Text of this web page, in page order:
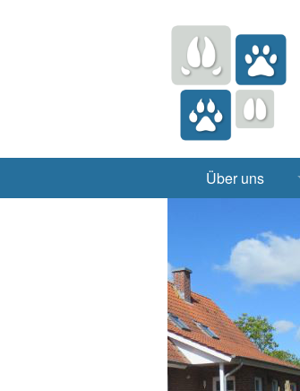
Über uns
Apotheke
Notdienst
Jobs & Praktikum